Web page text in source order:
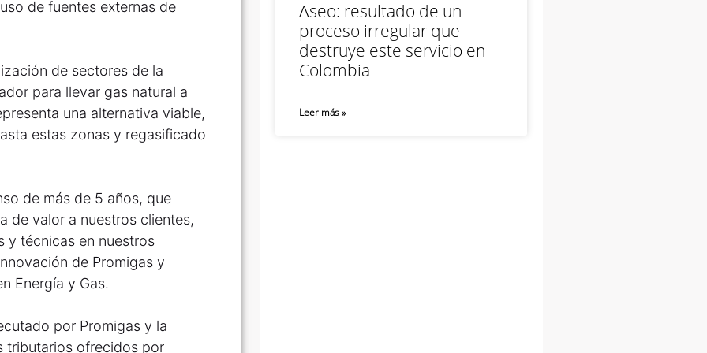
de fuentes externas de
de sectores de la
para llevar gas natural a
una alternativa viable,
estas zonas y regasificado
de más de 5 años, que
de valor a nuestros clientes,
y técnicas en nuestros
de Promigas y
Energía y Gas.
por Promigas y la
tributarios ofrecidos por
Aseo: resultado de un
proceso irregular que
destruye este servicio en
Colombia
Leer más »